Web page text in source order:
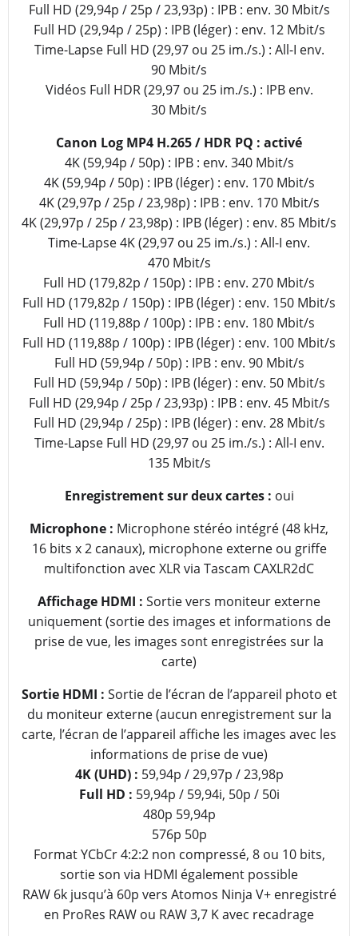
Full HD (29,94p / 25p / 23,93p) : IPB : env. 30 Mbit/s
Full HD (29,94p / 25p) : IPB (léger) : env. 12 Mbit/s
Time-Lapse Full HD (29,97 ou 25 im./s.) : All-I env.
90 Mbit/s
Vidéos Full HDR (29,97 ou 25 im./s.) : IPB env.
30 Mbit/s
Canon Log MP4 H.265 / HDR PQ : activé
4K (59,94p / 50p) : IPB : env. 340 Mbit/s
4K (59,94p / 50p) : IPB (léger) : env. 170 Mbit/s
4K (29,97p / 25p / 23,98p) : IPB : env. 170 Mbit/s
4K (29,97p / 25p / 23,98p) : IPB (léger) : env. 85 Mbit/s
Time-Lapse 4K (29,97 ou 25 im./s.) : All-I env.
470 Mbit/s
Full HD (179,82p / 150p) : IPB : env. 270 Mbit/s
Full HD (179,82p / 150p) : IPB (léger) : env. 150 Mbit/s
Full HD (119,88p / 100p) : IPB : env. 180 Mbit/s
Full HD (119,88p / 100p) : IPB (léger) : env. 100 Mbit/s
Full HD (59,94p / 50p) : IPB : env. 90 Mbit/s
Full HD (59,94p / 50p) : IPB (léger) : env. 50 Mbit/s
Full HD (29,94p / 25p / 23,93p) : IPB : env. 45 Mbit/s
Full HD (29,94p / 25p) : IPB (léger) : env. 28 Mbit/s
Time-Lapse Full HD (29,97 ou 25 im./s.) : All-I env.
135 Mbit/s
Enregistrement sur deux cartes : oui
Microphone : Microphone stéréo intégré (48 kHz,
16 bits x 2 canaux), microphone externe ou griffe
multifonction avec XLR via Tascam CAXLR2dC
Affichage HDMI : Sortie vers moniteur externe
uniquement (sortie des images et informations de
prise de vue, les images sont enregistrées sur la
carte)
Sortie HDMI : Sortie de l’écran de l’appareil photo et
du moniteur externe (aucun enregistrement sur la
carte, l’écran de l’appareil affiche les images avec les
informations de prise de vue)
4K (UHD) : 59,94p / 29,97p / 23,98p
Full HD : 59,94p / 59,94i, 50p / 50i
480p 59,94p
576p 50p
Format YCbCr 4:2:2 non compressé, 8 ou 10 bits,
sortie son via HDMI également possible
RAW 6k jusqu’à 60p vers Atomos Ninja V+ enregistré
en ProRes RAW ou RAW 3,7 K avec recadrage